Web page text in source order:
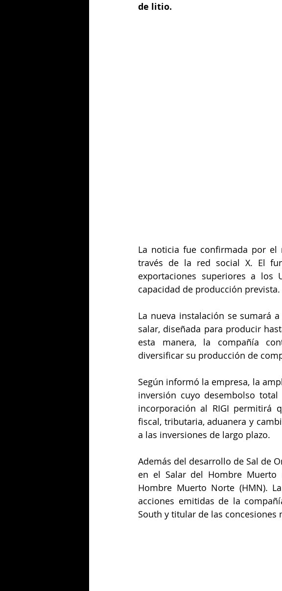
de litio.
La noticia fue confirmada por el
través de la red social X. El
exportaciones superiores a los
capacidad de producción prevista.
La nueva instalación se sumará
salar, diseñada para producir
esta manera, la compañía
diversificar su producción de
Según informó la empresa, la
inversión cuyo desembolso total
incorporación al RIGI permitirá
fiscal, tributaria, aduanera y
a las inversiones de largo plazo.
Además del desarrollo de Sal de
en el Salar del Hombre Muerto
Hombre Muerto Norte (HMN).
acciones emitidas de la
South y titular de las concesiones